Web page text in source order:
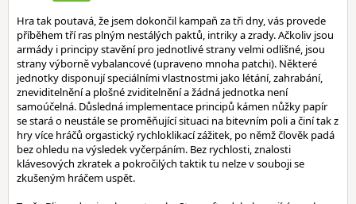
Hra tak poutavá, že jsem dokončil kampaň za tři dny, vás provede
příběhem tří ras plným nestálých paktů, intriky a zrady. Ačkoliv jsou
armády i principy stavění pro jednotlivé strany velmi odlišné, jsou
strany výborně vybalancové (upraveno mnoha patchi). Některé
jednotky disponují speciálními vlastnostmi jako létání, zahrabání,
zneviditelnění a plošné zviditelnění a žádná jednotka není
samoúčelná. Důsledná implementace principů kámen nůžky papír
se stará o neustále se proměňující situaci na bitevním poli a činí tak z
hry více hráčů orgastický rychloklikací zážitek, po němž člověk padá
bez ohledu na výsledek vyčerpáním. Bez rychlosti, znalosti
klávesových zkratek a pokročilých taktik tu nelze v souboji se
zkušeným hráčem uspět.